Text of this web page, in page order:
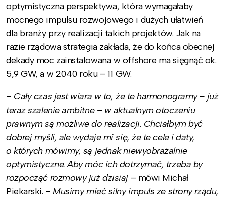
optymistyczna perspektywa, która wymagałaby
mocnego impulsu rozwojowego i dużych ułatwień
dla branży przy realizacji takich projektów. Jak na
razie rządowa strategia zakłada, że do końca obecnej
dekady moc zainstalowana w offshore ma sięgnąć ok.
5,9 GW, a w 2040 roku – 11 GW.
– Cały czas jest wiara w to, że te harmonogramy – już
teraz szalenie ambitne – w aktualnym otoczeniu
prawnym są możliwe do realizacji. Chciałbym być
dobrej myśli, ale wydaje mi się, że te cele i daty,
o których mówimy, są jednak niewyobrażalnie
optymistyczne. Aby móc ich dotrzymać, trzeba by
rozpocząć rozmowy już dzisiaj– mówi Michał
Piekarski. –Musimy mieć silny impuls ze strony rządu,